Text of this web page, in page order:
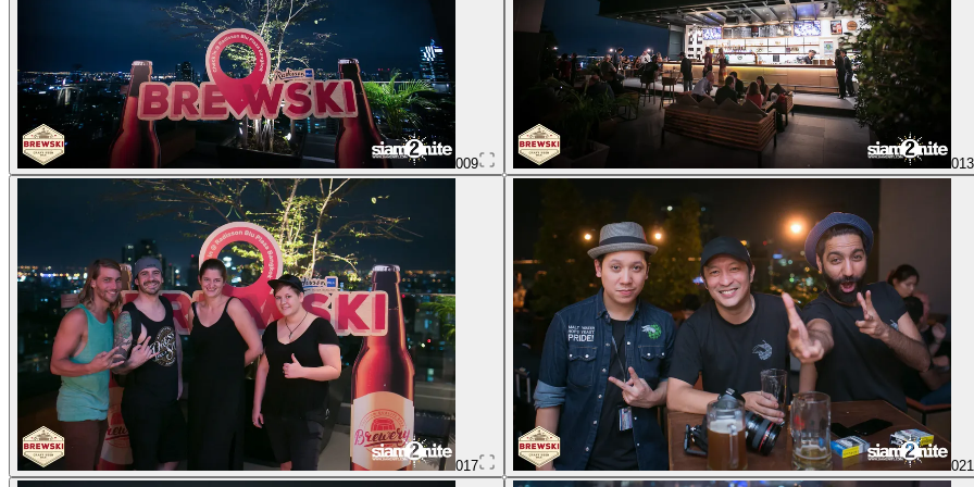
009 013
017 021